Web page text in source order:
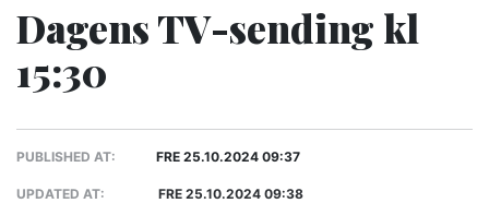
Dagens TV-sending kl
15:30
PUBLISHED AT: FRE 25.10.2024 09:37
UPDATED AT: FRE 25.10.2024 09:38